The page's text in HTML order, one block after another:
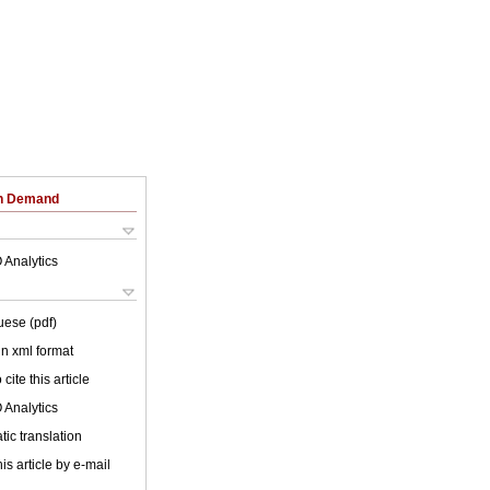
Demand
Analytics
(pdf)
xml format
cite this article
Analytics
translation
article by e-mail